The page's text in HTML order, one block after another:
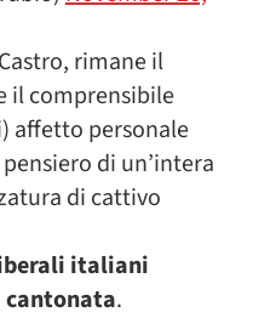
rimane il
il comprensibile
affetto personale
di un’intera
di cattivo
italiani
cantonata.